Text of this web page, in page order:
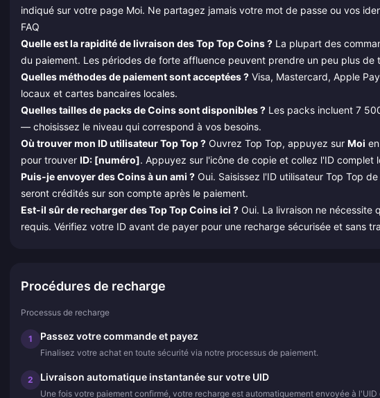
indiqué sur votre page Moi. Ne partagez jamais votre mot de passe ou vos
FAQ
Quelle est la rapidité de livraison des Top Top Coins ? La plupart des
du paiement. Les périodes de forte affluence peuvent prendre un peu plus de
Quelles méthodes de paiement sont acceptées ? Visa, Mastercard, Apple
locaux et cartes bancaires locales.
Quelles tailles de packs de Coins sont disponibles ? Les packs incluent 7
— choisissez le niveau qui correspond à vos besoins.
Où trouver mon ID utilisateur Top Top ? Ouvrez Top Top, appuyez sur Moi
pour trouver ID: [numéro]. Appuyez sur l'icône de copie et collez l'ID complet
Puis-je envoyer des Coins à un ami ? Oui. Saisissez l'ID utilisateur Top Top
seront crédités sur son compte après le paiement.
Est-il sûr de recharger des Top Top Coins ici ? Oui. La livraison ne
requis. Vérifiez votre ID avant de payer pour une recharge sécurisée et sans
Procédures de recharge
Processus de recharge
1 Passez votre commande et payez
Finalisez votre achat en toute sécurité via notre processus de paiement.
2 Livraison automatique instantanée sur votre UID
Une fois votre paiement confirmé, votre recharge est automatiquement envoyée à